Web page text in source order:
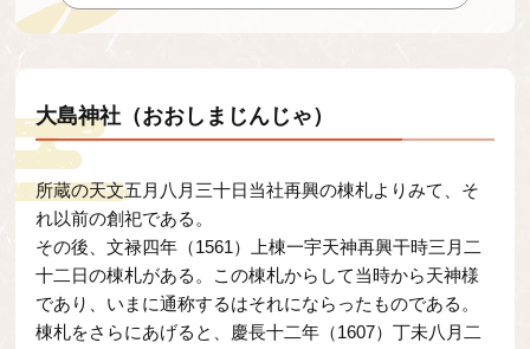
大島神社（おおしまじんじゃ）
所蔵の天文五月八月三十日当社再興の棟札よりみて、そ
れ以前の創祀である。
その後、文禄四年（1561）上棟一宇天神再興干時三月二
十二日の棟札がある。この棟札からして当時から天神様
であり、いまに通称するはそれにならったものである。
棟札をさらにあげると、慶長十二年（1607）丁未八月二